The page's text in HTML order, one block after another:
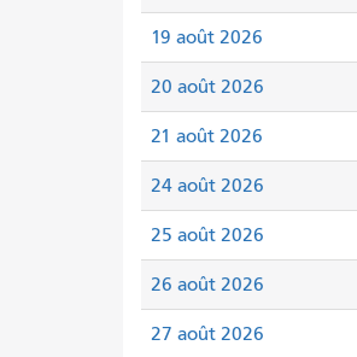
19 août 2026
20 août 2026
21 août 2026
24 août 2026
25 août 2026
26 août 2026
27 août 2026